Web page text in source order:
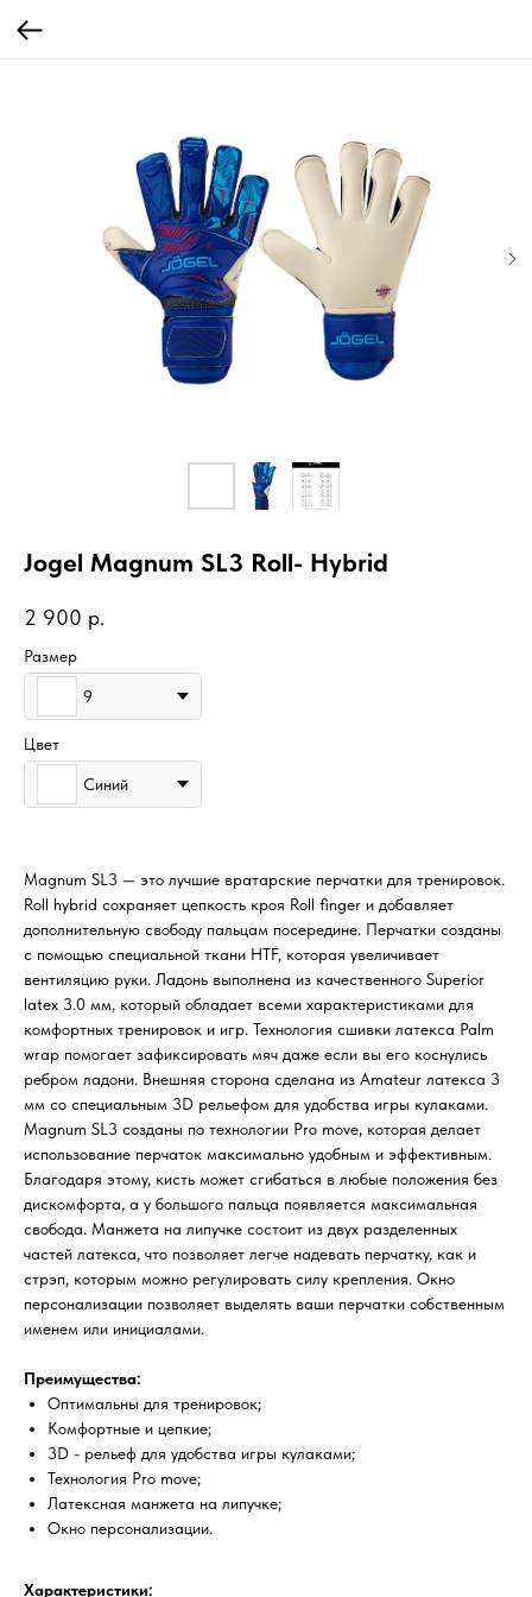
Jogel Magnum SL3 Roll- Hybrid
2 900 р.
Размер
9
Цвет
Синий
Magnum SL3 — это лучшие вратарские перчатки для тренировок.
Roll hybrid сохраняет цепкость кроя Roll finger и добавляет
дополнительную свободу пальцам посередине. Перчатки созданы
с помощью специальной ткани HTF, которая увеличивает
вентиляцию руки. Ладонь выполнена из качественного Superior
latex 3.0 мм, который обладает всеми характеристиками для
комфортных тренировок и игр. Технология сшивки латекса Palm
wrap помогает зафиксировать мяч даже если вы его коснулись
ребром ладони. Внешняя сторона сделана из Amateur латекса 3
мм со специальным 3D рельефом для удобства игры кулаками.
Magnum SL3 созданы по технологии Pro move, которая делает
использование перчаток максимально удобным и эффективным.
Благодаря этому, кисть может сгибаться в любые положения без
дискомфорта, а у большого пальца появляется максимальная
свобода. Манжета на липучке состоит из двух разделенных
частей латекса, что позволяет легче надевать перчатку, как и
стрэп, которым можно регулировать силу крепления. Окно
персонализации позволяет выделять ваши перчатки собственным
именем или инициалами.
Преимущества:
Оптимальны для тренировок;
Комфортные и цепкие;
3D - рельеф для удобства игры кулаками;
Технология Pro move;
Латексная манжета на липучке;
Окно персонализации.
Характеристики: